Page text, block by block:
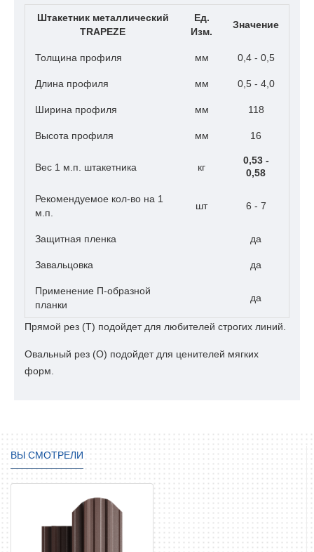
Штакетник металлический
TRAPEZE
Ед.
Изм.
Значение
Толщина профиля мм 0,4 - 0,5
Длина профиля мм 0,5 - 4,0
Ширина профиля мм 118
Высота профиля мм 16
Вес 1 м.п. штакетника кг
0,53 -
0,58
Рекомендуемое кол-во на 1
м.п.
шт 6 - 7
Защитная пленка да
Завальцовка да
Применение П-образной
планки
да
Прямой рез (Т) подойдет для любителей строгих линий.
Овальный рез (О) подойдет для ценителей мягких
форм.
ВЫ СМОТРЕЛИ